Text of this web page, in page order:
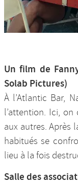
Un film de
Solab Pictures)
À l’Atlantic Bar,
l’attention. Ici,
aux autres. Après
habitués se
lieu à la fois
Salle des